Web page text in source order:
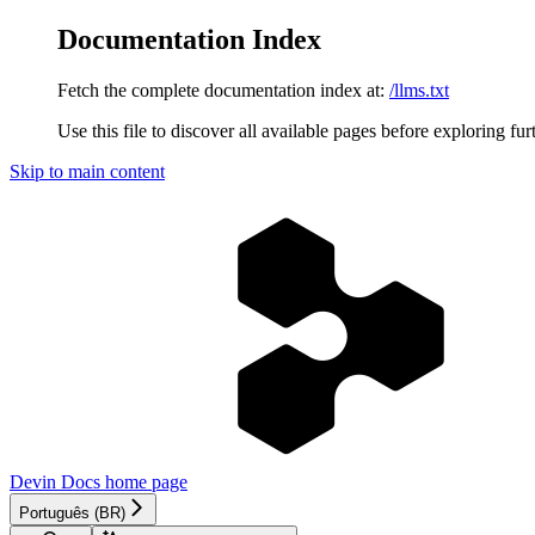
Documentation Index
Fetch the complete documentation index at: /llms.txt
Use this file to discover all available pages before exploring
Skip to main content
Devin Docs home page
Português (BR)